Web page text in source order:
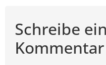
Schreibe
Kommentar